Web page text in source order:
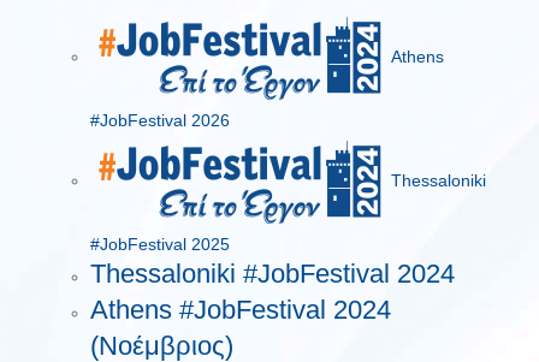
Athens
#JobFestival 2026
Thessaloniki
#JobFestival 2025
Thessaloniki #JobFestival 2024
Athens #JobFestival 2024
(Νοέμβριος)